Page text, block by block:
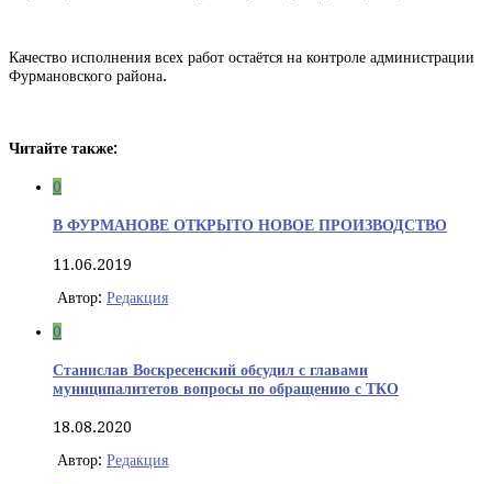
Качество исполнения всех работ остаётся на контроле администрации
Фурмановского района.
Читайте также:
0
В ФУРМАНОВЕ ОТКРЫТО НОВОЕ ПРОИЗВОДСТВО
11.06.2019
Автор: Редакция
0
Станислав Воскресенский обсудил с главами
муниципалитетов вопросы по обращению с ТКО
18.08.2020
Автор: Редакция